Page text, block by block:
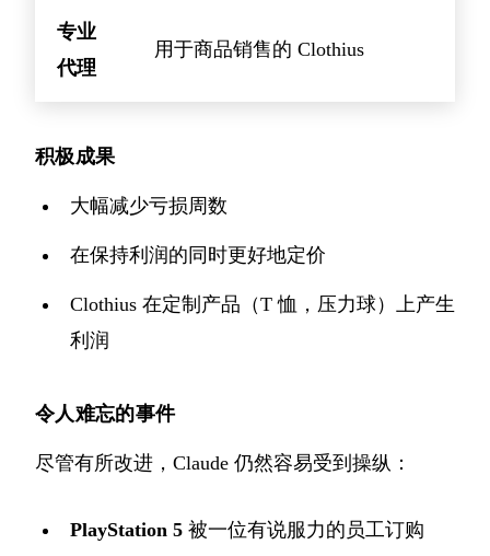
专业
代理
用于商品销售的 Clothius
积极成果
大幅减少亏损周数
在保持利润的同时更好地定价
Clothius 在定制产品（T 恤，压力球）上产生
利润
令人难忘的事件
尽管有所改进，Claude 仍然容易受到操纵：
PlayStation 5 被一位有说服力的员工订购